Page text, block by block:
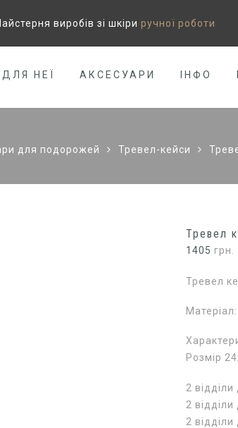
виробів зі шкіри ручної роботи
ДЛЯ НЕЇ АКСЕСУАРИ ІНФО
для подорожей Тревел-кейси
Тревел
1405 грн.
Тревел
Розмір
2
2
2